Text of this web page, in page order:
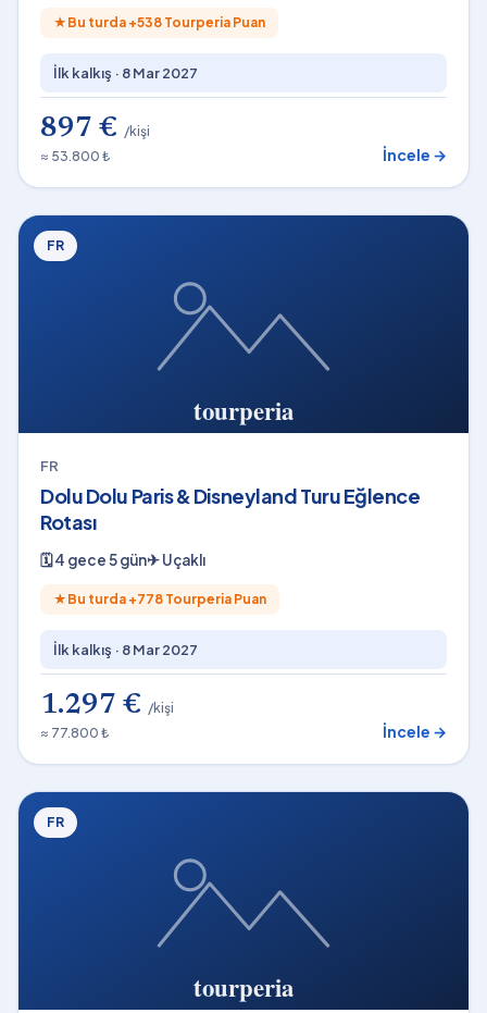
★ Bu turda +538 Tourperia Puan
İlk kalkış · 8 Mar 2027
897 € /kişi
≈ 53.800 ₺
İncele →
FR
FR
Dolu Dolu Paris & Disneyland Turu Eğlence
Rotası
🗓4 gece 5 gün✈Uçaklı
★ Bu turda +778 Tourperia Puan
İlk kalkış · 8 Mar 2027
1.297 € /kişi
≈ 77.800 ₺
İncele →
FR